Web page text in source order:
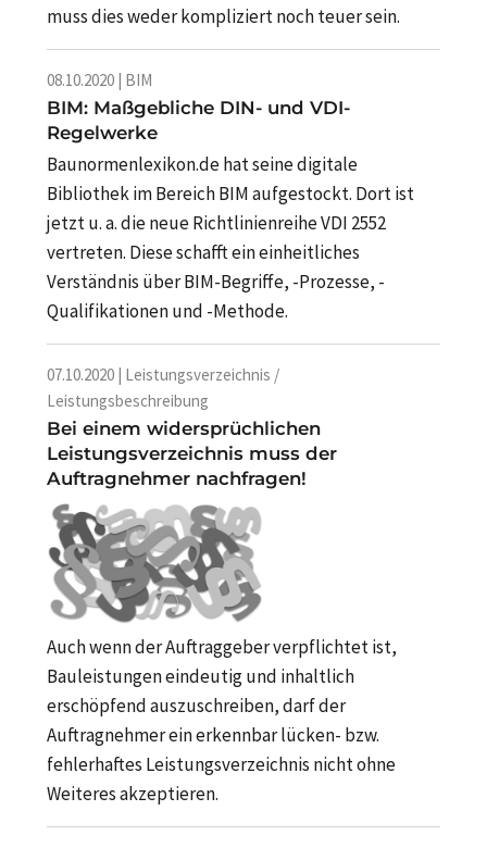
muss dies weder kompliziert noch teuer sein.
08.10.2020 | BIM
BIM: Maßgebliche DIN- und VDI-
Regelwerke
Baunormenlexikon.de hat seine digitale
Bibliothek im Bereich BIM aufgestockt. Dort ist
jetzt u. a. die neue Richtlinienreihe VDI 2552
vertreten. Diese schafft ein einheitliches
Verständnis über BIM-Begriffe, -Prozesse, -
Qualifikationen und -Methode.
07.10.2020 | Leistungsverzeichnis /
Leistungsbeschreibung
Bei einem widersprüchlichen
Leistungsverzeichnis muss der
Auftragnehmer nachfragen!
Auch wenn der Auftraggeber verpflichtet ist,
Bauleistungen eindeutig und inhaltlich
erschöpfend auszuschreiben, darf der
Auftragnehmer ein erkennbar lücken- bzw.
fehlerhaftes Leistungsverzeichnis nicht ohne
Weiteres akzeptieren.